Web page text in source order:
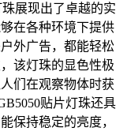
展现出了卓越的实
在各种环境下提供
外广告，都能轻松
该灯珠的显色性极
们在观察物体时获
贴片灯珠还具
保持稳定的亮度，